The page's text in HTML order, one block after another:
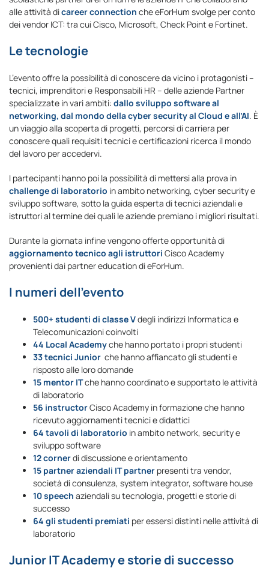
alle attività dicareer connection che eForHum svolge per conto
dei vendor ICT: tra cui Cisco, Microsoft, Check Point e Fortinet.
Le tecnologie
L’evento offre la possibilità di conoscere da vicino i protagonisti –
tecnici, imprenditori e Responsabili HR – delle aziende Partner
specializzate in vari ambiti: dallo sviluppo software al
networking, dal mondo della cyber security al Cloud e all’AI. È
un viaggio alla scoperta di progetti, percorsi di carriera per
conoscere quali requisiti tecnici e certificazioni ricerca il mondo
del lavoro per accedervi.
I partecipanti hanno poi la possibilità di mettersi alla prova in
challenge di laboratorio in ambito networking, cyber security e
sviluppo software, sotto la guida esperta di tecnici aziendali e
istruttori al termine dei quali le aziende premiano i migliori risultati.
Durante la giornata infine vengono offerte opportunità di
aggiornamento tecnico agli istruttori Cisco Academy
provenienti dai partner education di eForHum.
I numeri dell’evento
500+ studenti di classe Vdegli indirizzi Informatica e
Telecomunicazioni coinvolti
44 Local Academyche hanno portato i propri studenti
33 tecnici Junior che hanno affiancato gli studenti e
risposto alle loro domande
15 mentor ITche hanno coordinato e supportato le attività
di laboratorio
56 instructorCisco Academy in formazione che hanno
ricevuto aggiornamenti tecnici e didattici
64 tavoli di laboratorio in ambito network, security e
sviluppo software
12 cornerdi discussione e orientamento
15 partner aziendali IT partner presenti tra vendor,
società di consulenza, system integrator, software house
10speech aziendali su tecnologia, progetti e storie di
successo
64 gli studenti premiati per essersi distinti nelle attività di
laboratorio
Junior IT Academy e storie di successo